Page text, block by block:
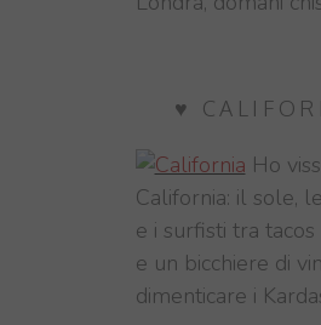
♥
Ho
California: il sole,
e i surfisti tra tacos
e un bicchiere di
dimenticare i